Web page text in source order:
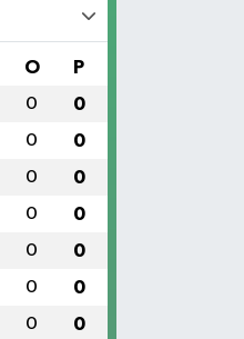
O P
0 0
0 0
0 0
0 0
0 0
0 0
0 0